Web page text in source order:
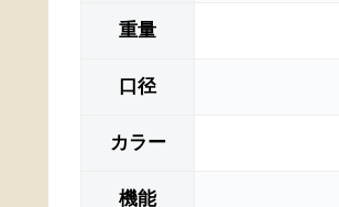
重量
口径
カラー
機能